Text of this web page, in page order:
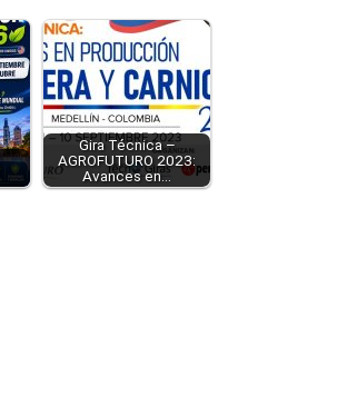
Gira Técnica –
AGROFUTURO 2023:
Avances en…